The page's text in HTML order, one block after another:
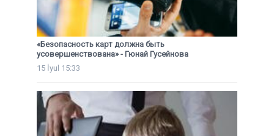
«Безопасность карт должна быть
усовершенствована» - Гюнай Гусейнова
15 İyul 15:33